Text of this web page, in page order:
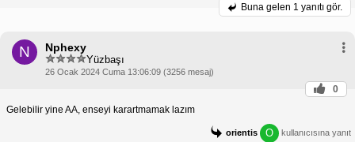
Buna gelen 1 yanıtı gör.
N Nphexy
Yüzbaşı
26 Ocak 2024 Cuma 13:06:09 (3256 mesaj)
0
Gelebilir yine AA, enseyi karartmamak lazım
orientis O kullanıcısına yanıt